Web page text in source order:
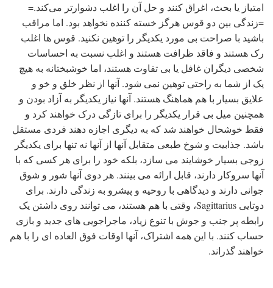
امتیاز یا بحث، اغراق کنند و حل آن را اغلب دشوارتر می‌کند.=
=زندگی بین دو قوس هرگز خسته کننده نخواهد بود. اما مراقب
باشید با صراحت بی مورد یکدیگر را توهین نکنید. قوس ها اغلب
رک هستند و فاقد ظرافت هستند و اغلب نسبت به احساسات
شخصی دیگران غافل یا بی تفاوت هستند، اما خوشبختانه به هیچ
یک از شما به راحتی توهین نمی شود. آنها از نظر خلق و خو و
علایق بسیار با هم هماهنگ هستند. آنها نیاز یکدیگر به آزاد بودن و
همچنین میل بی قرار یکدیگر را برای تازگی درک خواهند کرد و
فقط خوشحال خواهند شد که به دیگری اجازه دهند فردی مستقل
باشد. جذابیت و شوخ طبعی متقابل آنها از آنها نه تنها برای یکدیگر
زوجی بسیار خوشایند می سازد، بلکه خود را برای هر کسی که با
آنها سروکار دارند، قابل ارائه می بینند. هر دوی آنها شور و شوق
جوانی دارند و دیدگاهی با روحیه و پیشرو به زندگی دارند. برای
دوتایی Sagittarius، وقتی با هم هستند، می توانند روی داشتن یک
رابطه پر جنب و جوش با تنوع زیاد، ماجراجویی های جدید و بازی
حساب کنند. با این همه اشتراک، آنها اوقات فوق العاده ای را با هم
خواهند گذراند.